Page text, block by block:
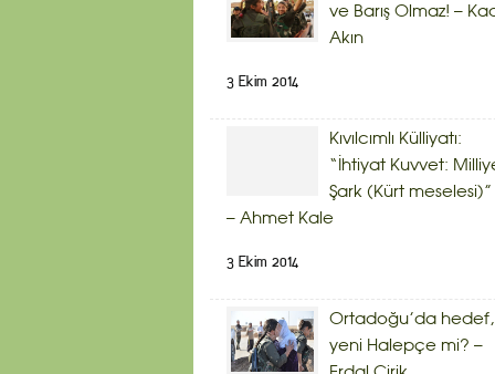
ve Barış Olmaz! –
Akın
3 Ekim 2014
Kıvılcımlı Külliyatı:
“İhtiyat Kuvvet:
Şark (Kürt meselesi)”
– Ahmet Kale
3 Ekim 2014
Ortadoğu’da hedef,
yeni Halepçe mi? –